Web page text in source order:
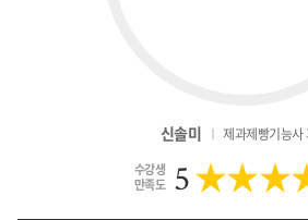
신솔미 제과제빵기능사
수강생
만족도 5